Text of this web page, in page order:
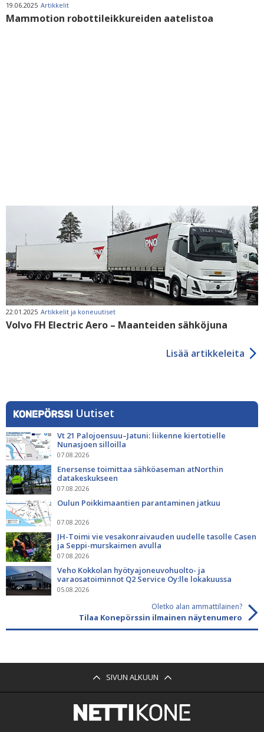
19.06.2025 Artikkelit
Mammotion robottileikkureiden aatelistoa
22.01.2025 Artikkelit ja koneuutiset
Volvo FH Electric Aero – Maanteiden sähköjuna
Lisää artikkeleita
Uutiset
Vt 21 Palojoensuu–Jatuni: liikenne kiertotielle
Nunasjoen silloilla
07.08.2026
Enersense toimittaa sähköaseman atNorthin
datakeskukseen
07.08.2026
Oulun Poikkimaantien parantaminen jatkuu
07.08.2026
JH-Toimi vie vesakonraivauden uudelle tasolle Casen
ja Seppi-murskaimen avulla
07.08.2026
Veho Kokkolan hyötyajoneuvohuolto- ja
varaosatoiminnot Q2 Service Oy:lle lokakuussa
05.08.2026
Oletko alan ammattilainen?
Tilaa Konepörssin ilmainen näytenumero
SIVUN ALKUUN